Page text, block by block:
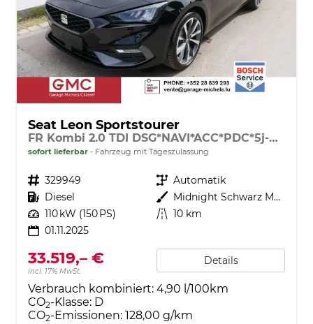
Seat Leon Sportstourer
FR Kombi 2.0 TDI DSG*NAVI*ACC*PDC*5j-GARANTIE*LED*SHZ*TEMPOMAT*18-ZOLL*SOFORT-VERFÜGBAR
sofort lieferbar Fahrzeug mit Tageszulassung
Fahrzeugnr. 329949 Getriebe Automatik
Kraftstoff Diesel Außenfarbe
Midnight Schwarz Metallic
Leistung 110 kW (150 PS) Kilometerstand 10 km
01.11.2025
33.519,– €
incl. 17% MwSt.
Details
Verbrauch kombiniert: 4,90 l/100km
CO2-Klasse: D
CO2-Emissionen: 128,00 g/km